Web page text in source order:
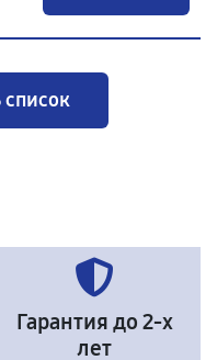
список
Гарантия до 2-х
лет